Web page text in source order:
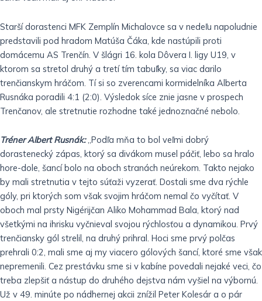
Starší dorastenci MFK Zemplín Michalovce sa v nedeľu napoludnie
predstavili pod hradom Matúša Čáka, kde nastúpili proti
domácemu AS Trenčín. V šlágri 16. kola Dôvera I. ligy U19, v
ktorom sa stretol druhý a tretí tím tabuľky, sa viac darilo
trenčianskym hráčom. Tí si so zverencami kormidelníka Alberta
Rusnáka poradili 4:1 (2:0). Výsledok síce znie jasne v prospech
Trenčanov, ale stretnutie rozhodne také jednoznačné nebolo.
Tréner Albert Rusnák:„Podľa mňa to bol veľmi dobrý
dorastenecký zápas, ktorý sa divákom musel páčiť, lebo sa hralo
hore-dole, šancí bolo na oboch stranách neúrekom. Takto nejako
by mali stretnutia v tejto súťaži vyzerať. Dostali sme dva rýchle
góly, pri ktorých som však svojim hráčom nemal čo vyčítať. V
oboch mal prsty Nigérijčan Aliko Mohammad Bala, ktorý nad
všetkými na ihrisku vyčnieval svojou rýchlosťou a dynamikou. Prvý
trenčiansky gól strelil, na druhý prihral. Hoci sme prvý polčas
prehrali 0:2, mali sme aj my viacero gólových šancí, ktoré sme však
nepremenili. Cez prestávku sme si v kabíne povedali nejaké veci, čo
treba zlepšiť a nástup do druhého dejstva nám vyšiel na výbornú.
Už v 49. minúte po nádhernej akcii znížil Peter Kolesár a o pár